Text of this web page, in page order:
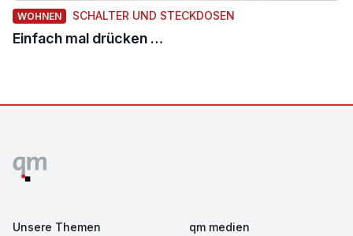
WOHNEN SCHALTER UND STECKDOSEN
Einfach mal drücken …
Unsere Themen qm medien